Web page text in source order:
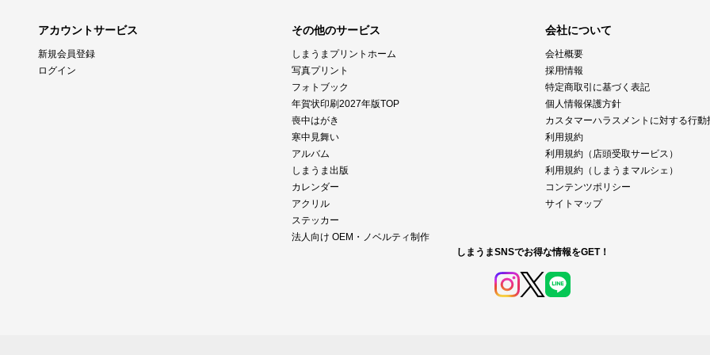
アカウントサービス
新規会員登録
ログイン
その他のサービス
しまうまプリントホーム
写真プリント
フォトブック
年賀状印刷2027年版TOP
喪中はがき
寒中見舞い
アルバム
しまうま出版
カレンダー
アクリル
ステッカー
法人向け OEM・ノベルティ制作
会社について
会社概要
採用情報
特定商取引に基づく表記
個人情報保護方針
カスタマーハラスメントに対する行動
利用規約
利用規約（店頭受取サービス）
利用規約（しまうまマルシェ）
コンテンツポリシー
サイトマップ
しまうまSNSでお得な情報をGET！